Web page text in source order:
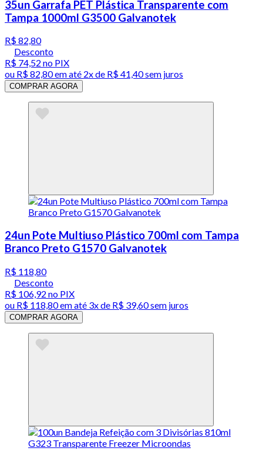
35un Garrafa PET Plástica Transparente com
Tampa 1000ml G3500 Galvanotek
R$ 82,80
Desconto
R$ 74,52 no PIX
ou R$ 82,80em até 2x de R$ 41,40 sem juros
COMPRAR AGORA
24un Pote Multiuso Plástico 700ml com Tampa
Branco Preto G1570 Galvanotek
R$ 118,80
Desconto
R$ 106,92 no PIX
ou R$ 118,80em até 3x de R$ 39,60 sem juros
COMPRAR AGORA